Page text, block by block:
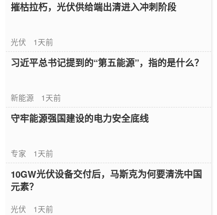
摧枯拉朽，光伏供给端出清进入冲刺阶段
光伏 1天前
习近平总书记提到的“第五能源”，指的是什么？
新能源 1天前
守牢能源强国建设的电力安全底线
专家 1天前
10GW光伏设备交付后，马斯克为何要清洗中国
元素？
光伏 1天前